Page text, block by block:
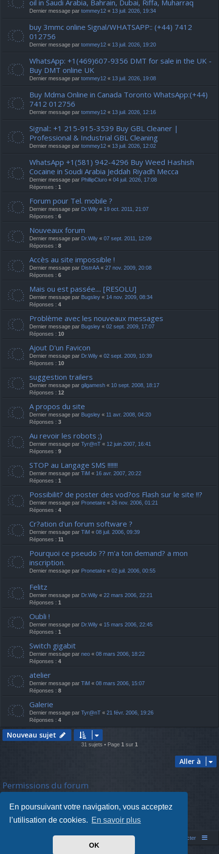
En poursuivant votre navigation, vous acceptez
l’utilisation de cookies. En savoir plus
OK
oil in Saudi Arabia, Bahrain, Dubai, Riffa, Muharraq
Dernier message par tommey12 « 13 juil. 2026, 19:34
buy 3mmc online Signal/WHATSAPP:: (+44) 7412
012756
Dernier message par tommey12 « 13 juil. 2026, 19:20
WhatsApp: +1(469)607-9356 DMT for sale in the UK -
Buy DMT online UK
Dernier message par tommey12 « 13 juil. 2026, 19:08
Buy Mdma Online in Canada Toronto WhatsApp:(+44)
7412 012756
Dernier message par tommey12 « 13 juil. 2026, 12:16
Signal:: +1 215-915-3539 Buy GBL Cleaner |
Professional & Industrial GBL Cleaning
Dernier message par tommey12 « 13 juil. 2026, 12:02
WhatsApp +1(581) 942-4296 Buy Weed Hashish
Cocaine in Soudi Arabia Jeddah Riyadh Mecca
Dernier message par PhillipCluro « 04 juil. 2026, 17:08
Réponses : 1
Forum pour Tel. mobile ?
Dernier message par Dr.Wily « 19 oct. 2011, 21:07
Réponses : 6
Nouveaux forum
Dernier message par Dr.Wily « 07 sept. 2011, 12:09
Réponses : 8
Accès au site impossible !
Dernier message par DistrAA « 27 nov. 2009, 20:08
Réponses : 6
Mais ou est passée.... [RESOLU]
Dernier message par Bugsley « 14 nov. 2009, 08:34
Réponses : 4
Problème avec les nouveaux messages
Dernier message par Bugsley « 02 sept. 2009, 17:07
Réponses : 10
Ajout D'un Favicon
Dernier message par Dr.Wily « 02 sept. 2009, 10:39
Réponses : 10
suggestion trailers
Dernier message par gilgamesh « 10 sept. 2008, 18:17
Réponses : 12
A propos du site
Dernier message par Bugsley « 11 avr. 2008, 04:20
Réponses : 3
Au revoir les robots ;)
Dernier message par Tyr@nT « 12 juin 2007, 16:41
Réponses : 9
STOP au Langage SMS !!!!!!!
Dernier message par TiM « 16 avr. 2007, 20:22
Réponses : 1
Possibilit? de poster des vod?os Flash sur le site !!?
Dernier message par Pronetaire « 26 nov. 2006, 01:21
Réponses : 4
Cr?ation d'un forum software ?
Dernier message par TiM « 08 juil. 2006, 09:39
Réponses : 11
Pourquoi ce pseudo ?? m'a ton demand? a mon
inscription.
Dernier message par Pronetaire « 02 juil. 2006, 00:55
Felitz
Dernier message par Dr.Wily « 22 mars 2006, 22:21
Réponses : 1
Oubli !
Dernier message par Dr.Wily « 15 mars 2006, 22:45
Réponses : 1
Switch gigabit
Dernier message par neo « 08 mars 2006, 18:22
Réponses : 4
atelier
Dernier message par TiM « 08 mars 2006, 15:07
Réponses : 8
Galerie
Dernier message par Tyr@nT « 21 févr. 2006, 19:26
Réponses : 4
Nouveau sujet
31 sujets • Page 1 sur 1
Aller à
Permissions du forum
Vous
ne pouvez pas
répondre aux sujets
Vousne pouvez pasmodifier vos messages
Vous ne pouvez pas supprimer vos messages
Vousne pouvez pasjoindre des fichiers
Forum asso Simm's Club Nous contacter